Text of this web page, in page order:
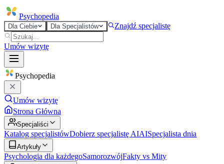
Psychopedia
Dla Ciebie Dla Specjalistów Znajdź specjalistę
Umów wizytę
Psychopedia
Umów wizytę
Strona Główna
Specjaliści
Katalog specjalistówDobierz specjalistę AIAISpecjalista dnia
Artykuły
Psychologia dla każdegoSamorozwójFakty vs Mity